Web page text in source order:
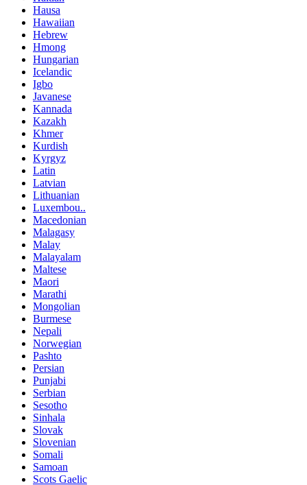
Hausa
Hawaiian
Hebrew
Hmong
Hungarian
Icelandic
Igbo
Javanese
Kannada
Kazakh
Khmer
Kurdish
Kyrgyz
Latin
Latvian
Lithuanian
Luxembou..
Macedonian
Malagasy
Malay
Malayalam
Maltese
Maori
Marathi
Mongolian
Burmese
Nepali
Norwegian
Pashto
Persian
Punjabi
Serbian
Sesotho
Sinhala
Slovak
Slovenian
Somali
Samoan
Scots Gaelic